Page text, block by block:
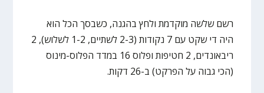
רשם שלשה מוקדמת ולחץ בהגנה, כשבסך הכל הוא
היה די שקט עם 7 נקודות (2-3 לשתיים, 1-2 לשלוש), 2
ריבאונדים, 2 חטיפות ופלוס 16 במדד הפלוס-מינוס
(הכי גבוה על הפרקט) ב-26 דקות.